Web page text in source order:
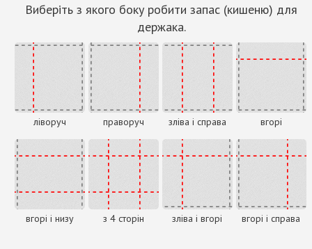
Виберіть з якого боку робити запас (кишеню) для
держака.
ліворуч праворуч зліва і справа вгорі
вгорі і низу з 4 сторін зліва і вгорі вгорі і справа